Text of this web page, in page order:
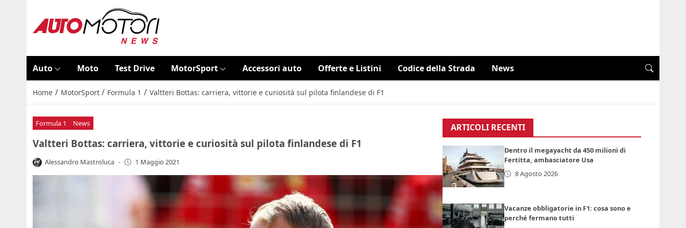
Auto Moto Test Drive MotorSport Accessori auto Offerte e Listini Codice della Strada News
Home / MotorSport / Formula 1 / Valtteri Bottas: carriera, vittorie e curiosità sul pilota finlandese di F1
Formula 1 News
Valtteri Bottas: carriera, vittorie e curiosità sul pilota finlandese di F1
Alessandro Mastroluca - 1 Maggio 2021
ARTICOLI RECENTI
Dentro il megayacht da 450 milioni di
Fertitta, ambasciatore Usa
8 Agosto 2026
Vacanze obbligatorie in F1: cosa sono e
perché fermano tutti